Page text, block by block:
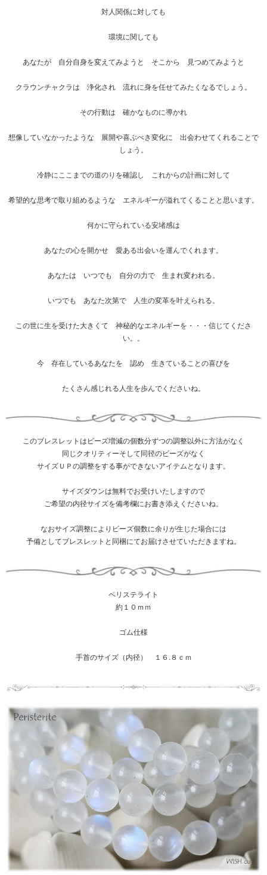
対人関係に対しても
環境に関しても
あなたが 自分自身を変えてみようと そこから 見つめてみようと
クラウンチャクラは 浄化され 流れに身を任せてみたくなるでしょう。
その行動は 確かなものに導かれ
想像していなかったような 展開や喜ぶべき変化に 出会わせてくれることで
しょう。
冷静にここまでの道のりを確認し これからの計画に対して
希望的な思考で取り組めるような エネルギーが溢れてくることと思います。
何かに守られている安堵感は
あなたの心を開かせ 愛ある出会いを運んでくれます。
あなたは いつでも 自分の力で 生まれ変われる。
いつでも あなた次第で 人生の変革を叶えられる。
この世に生を受けた大きくて 神秘的なエネルギーを・・・信じてくださ
い。。
今 存在しているあなたを 認め 生きていることの喜びを
たくさん感じれる人生を歩んでくださいね。
このブレスレットはビーズ増減の個数分ずつの調整以外に方法がなく
同じクオリティーそして同径のビーズがなく
サイズＵＰの調整をする事ができないアイテムとなります。
サイズダウンは無料でお受けいたしますので
ご希望の内径サイズを備考欄にお書き添えくださいね。
なおサイズ調整によりビーズ個数に余りが生じた場合には
予備としてブレスレットと同梱にてお届けさせていただきますね。
ペリステライト
約１０ｍｍ
ゴム仕様
手首のサイズ（内径） １６.８ｃｍ